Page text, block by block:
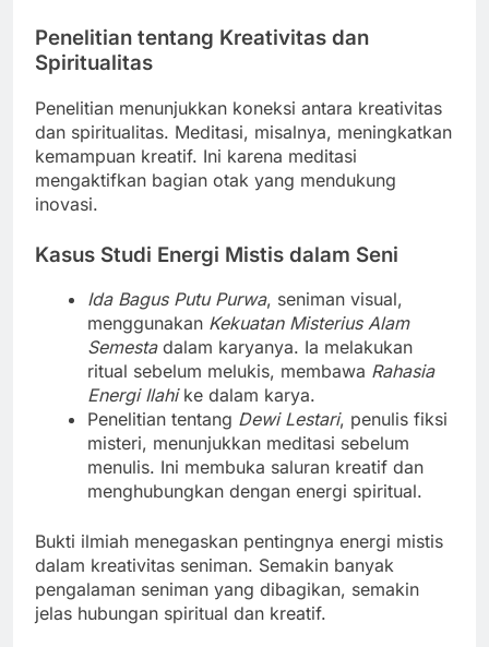
Penelitian tentang Kreativitas dan
Spiritualitas
Penelitian menunjukkan koneksi antara kreativitas
dan spiritualitas. Meditasi, misalnya, meningkatkan
kemampuan kreatif. Ini karena meditasi
mengaktifkan bagian otak yang mendukung
inovasi.
Kasus Studi Energi Mistis dalam Seni
Ida Bagus Putu Purwa, seniman visual,
menggunakan Kekuatan Misterius Alam
Semestadalam karyanya. Ia melakukan
ritual sebelum melukis, membawa Rahasia
Energi Ilahike dalam karya.
Penelitian tentang Dewi Lestari, penulis fiksi
misteri, menunjukkan meditasi sebelum
menulis. Ini membuka saluran kreatif dan
menghubungkan dengan energi spiritual.
Bukti ilmiah menegaskan pentingnya energi mistis
dalam kreativitas seniman. Semakin banyak
pengalaman seniman yang dibagikan, semakin
jelas hubungan spiritual dan kreatif.